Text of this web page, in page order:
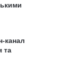
канал
та